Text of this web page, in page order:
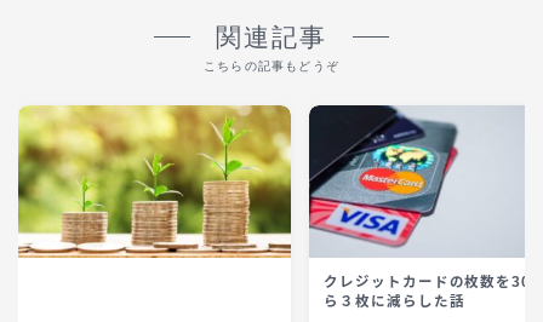
関連記事
こちらの記事もどうぞ
クレジットカードの枚数を30
ら３枚に減らした話